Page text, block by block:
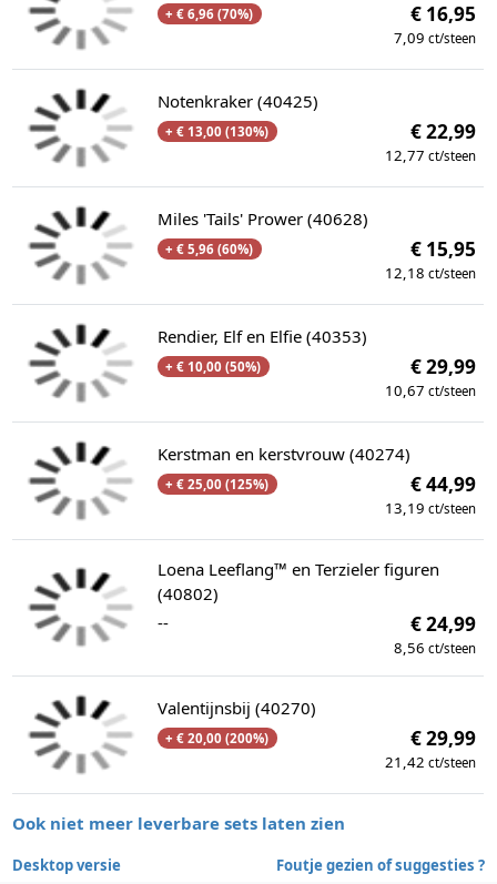
+ € 6,96 (70%) € 16,95
7,09 ct/steen
Notenkraker (40425)
+ € 13,00 (130%) € 22,99
12,77 ct/steen
Miles 'Tails' Prower (40628)
+ € 5,96 (60%) € 15,95
12,18 ct/steen
Rendier, Elf en Elfie (40353)
+ € 10,00 (50%) € 29,99
10,67 ct/steen
Kerstman en kerstvrouw (40274)
+ € 25,00 (125%) € 44,99
13,19 ct/steen
Loena Leeflang™ en Terzieler figuren
(40802)
--
€ 24,99
8,56 ct/steen
Valentijnsbij (40270)
+ € 20,00 (200%) € 29,99
21,42 ct/steen
Ook niet meer leverbare sets laten zien
Desktop versie Foutje gezien of suggesties ?